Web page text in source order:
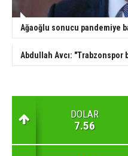
Ağaoğlu sonucu pandemiye
Abdullah Avcı: "Trabzonspor
DOLAR
7.56